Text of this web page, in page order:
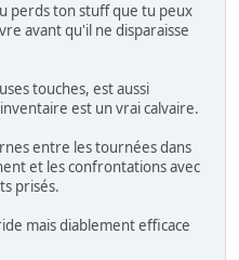
perds ton stuff que tu peux
avant qu'il ne disparaisse
touches, est aussi
est un vrai calvaire.
entre les tournées dans
et les confrontations avec
prisés.
mais diablement efficace